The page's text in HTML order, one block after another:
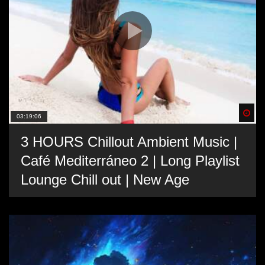
03:19:06
3 HOURS Chillout Ambient Music |
Café Mediterráneo 2 | Long Playlist
Lounge Chill out | New Age